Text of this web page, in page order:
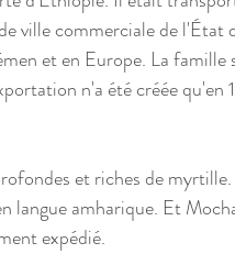
ville commerciale de
et en Europe. La
n'a été créée qu'en
et riches de
langue amharique. Et
expédié.